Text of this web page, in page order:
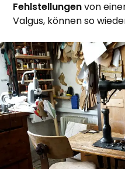
Fehlstellungenvon
Valgus, können so